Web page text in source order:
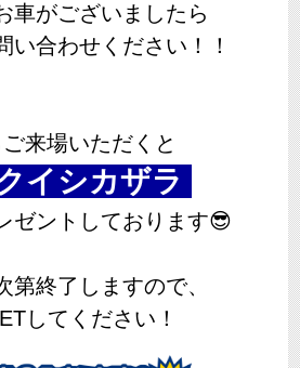
車がございましたら
い合わせください！！
来場いただくと
イシカザラ
ゼントしております😎
第終了しますので、
してください！